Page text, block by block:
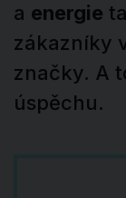
a energie
zákazníky
značky. A
úspěchu.